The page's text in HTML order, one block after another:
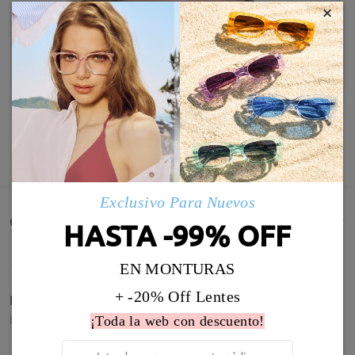
MOSTRAR MÁS
Comentarios de Clientes(880)
Perfecta la graduación, estoy muy contenta
by Carmen García Galgo onAug 4 , 2026
×
Exclusivo Para Nuevos
HASTA -99% OFF
EN MONTURAS
+ -20% Off Lentes
¡Toda la web con descuento!